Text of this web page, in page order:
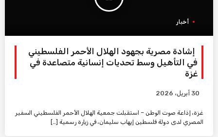
أخبار
إشادة مصرية بجهود الهلال الأحمر الفلسطيني
في التأهيل وسط تحديات إنسانية متصاعدة في
غزة
30 أبريل، 2026
غزة، إذاعة صوت الوطن – استقبلت جمعية الهلال الأحمر الفلسطيني السفير
المصري لدى دولة فلسطين إيهاب سليمان، في زيارة رسمية […]